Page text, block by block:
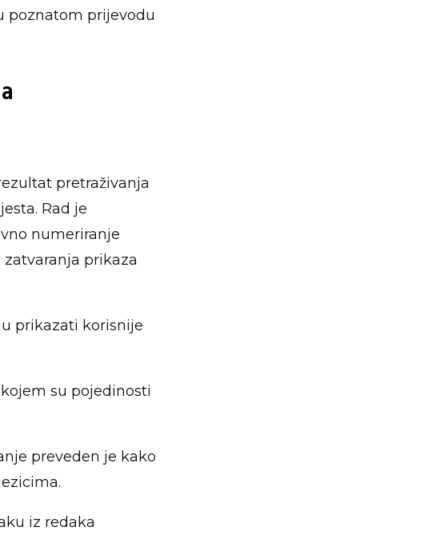
poznatom prijevodu
pretraživanja
Rad je
numeriranje
prikaza
prikazati korisnije
su pojedinosti
preveden je kako
iz redaka